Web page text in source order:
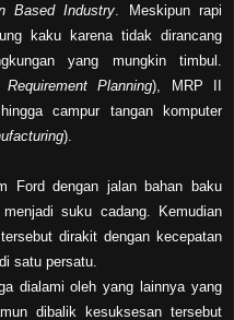
Based Industry . Meskipun rapi
kaku karena tidak dirancang
yang mungkin timbul.
Requirement Planning), MRP II
campur tangan komputer
).
Ford dengan jalan bahan baku
menjadi suku cadang. Kemudian
dirakit dengan kecepatan
satu persatu.
dialami oleh yang lainnya yang
dibalik kesuksesan tersebut